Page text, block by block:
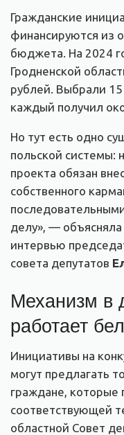
Гражданские
финансируются из
бюджета. На 2024
Гродненской
рублей. Выбрали
каждый получил
Но тут есть одно
польской системы:
проекта обязан
собственного
делу», —
интервью
совета депутатов
Механизм в
работает
Инициативы на
могут предлагать
граждане, которые
соответствующей
областной Совет